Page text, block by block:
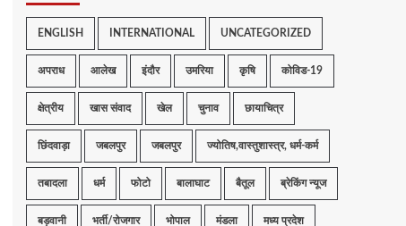
ENGLISH INTERNATIONAL UNCATEGORIZED
अपराध आलेख इंदौर उमरिया कृषि कोविड-19
क्षेत्रीय खास संवाद खेल चुनाव छायाचित्र
छिंदवाड़ा जबलपुर जबलपुर ज्योतिष,वास्तुशास्त्र, धर्म-कर्म
तबादला धर्म फोटो बालाघाट बैतूल ब्रेकिंग न्यूज
बड़वानी भर्ती/रोजगार भोपाल मंडला मध्य प्रदेश